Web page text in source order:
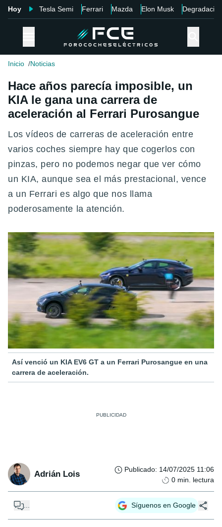
Hoy Tesla Semi Ferrari Mazda Elon Musk Degradación
Inicio Noticias
Hace años parecía imposible, un
KIA le gana una carrera de
aceleración al Ferrari Purosangue
Los vídeos de carreras de aceleración entre
varios coches siempre hay que cogerlos con
pinzas, pero no podemos negar que ver cómo
un KIA, aunque sea el más prestacional, vence
a un Ferrari es algo que nos llama
poderosamente la atención.
Así venció un KIA EV6 GT a un Ferrari Purosangue en una
carrera de aceleración.
Adrián Lois Publicado: 14/07/2025 11:06
0 min. lectura
... Síguenos en Google